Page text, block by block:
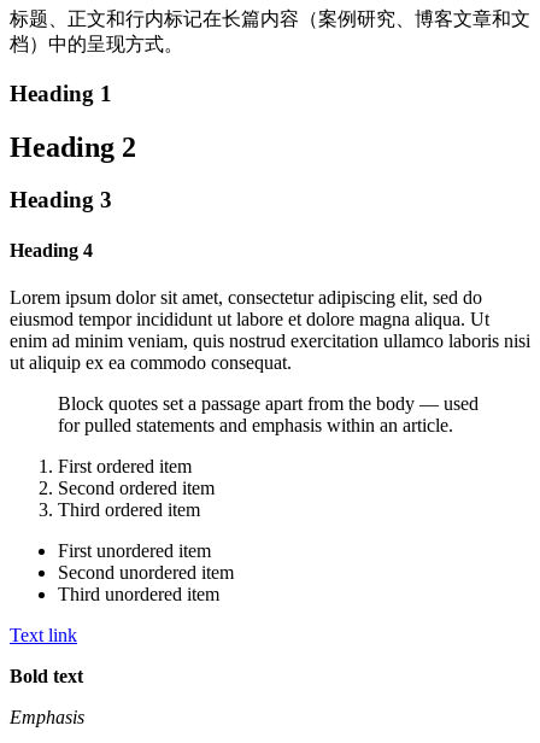
标题、正文和行内标记在长篇内容（案例研究、博客文章和文
档）中的呈现方式。
Heading 1
Heading 2
Heading 3
Heading 4
Lorem ipsum dolor sit amet, consectetur adipiscing elit, sed do
eiusmod tempor incididunt ut labore et dolore magna aliqua. Ut
enim ad minim veniam, quis nostrud exercitation ullamco laboris nisi
ut aliquip ex ea commodo consequat.
Block quotes set a passage apart from the body — used
for pulled statements and emphasis within an article.
First ordered item
Second ordered item
Third ordered item
First unordered item
Second unordered item
Third unordered item
Text link
Bold text
Emphasis